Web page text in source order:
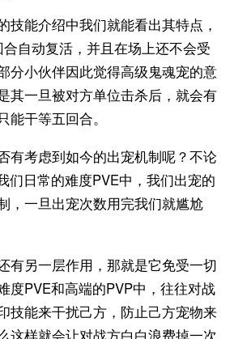
能介绍中我们就能看出其特点，
自动复活，并且在场上还不会受
分小伙伴因此觉得高级鬼魂宠的意
其一旦被对方单位击杀后，就会有
能干等五回合。
考虑到如今的出宠机制呢？不论
们日常的难度PVE中，我们出宠的
，一旦出宠次数用完我们就尴尬
另一层作用，那就是它免受一切
度PVE和高端的PVP中，往往对战
技能来干扰己方，防止己方宠物来
这样就会让对战方白白浪费掉一次